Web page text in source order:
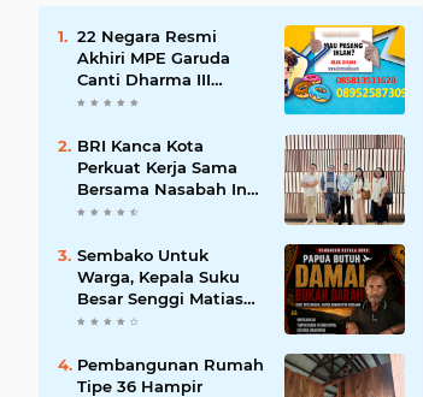
22 Negara Resmi
Akhiri MPE Garuda
Canti Dharma III
Tahun 2026
BRI Kanca Kota
Perkuat Kerja Sama
Bersama Nasabah Inti,
Dorong Pertumbuhan
Sembako Untuk
Warga, Kepala Suku
Besar Senggi Matias
Mangu Ajak Warga
Warga Sipil di
Yahukimo
Pembangunan Rumah
Tipe 36 Hampir